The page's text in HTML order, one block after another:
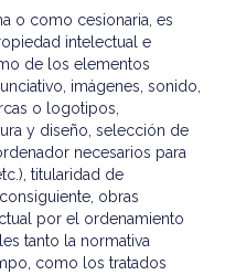
o como cesionaria, es
intelectual e
de los elementos
imágenes, sonido,
o logotipos,
y diseño, selección de
necesarios para
titularidad de
consiguiente, obras
por el ordenamiento
tanto la normativa
como los tratados